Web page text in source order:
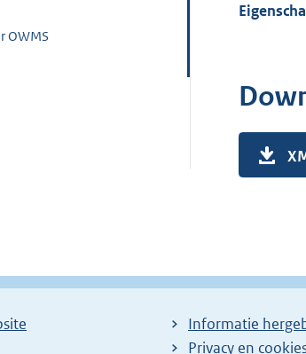
OWMS
Informatie
Privacy en